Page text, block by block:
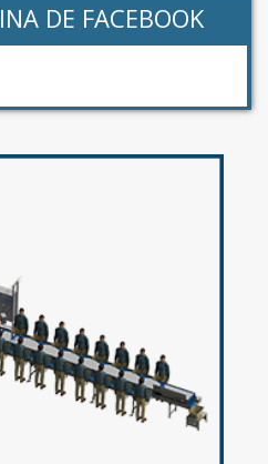
DE FACEBOOK